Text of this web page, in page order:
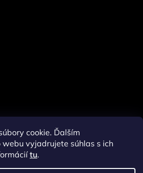
cookie. Ďalším
vyjadrujete súhlas s ich
tu.